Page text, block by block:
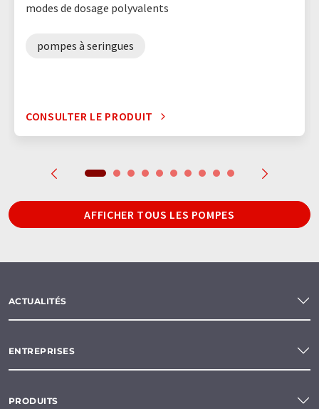
modes de dosage polyvalents
pompes à seringues
CONSULTER LE PRODUIT
AFFICHER TOUS LES POMPES
ACTUALITÉS
ENTREPRISES
PRODUITS